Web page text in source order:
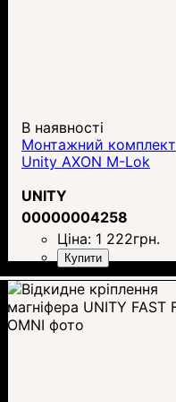
В наявності
Монтажний комплект
Unity AXON M-Lok
UNITY
00000004258
Ціна: 1 222грн.
Купити